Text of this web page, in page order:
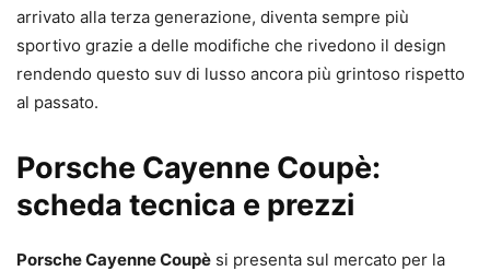
arrivato alla terza generazione, diventa sempre più
sportivo grazie a delle modifiche che rivedono il design
rendendo questo suv di lusso ancora più grintoso rispetto
al passato.
Porsche Cayenne Coupè:
scheda tecnica e prezzi
Porsche Cayenne Coupè si presenta sul mercato per la